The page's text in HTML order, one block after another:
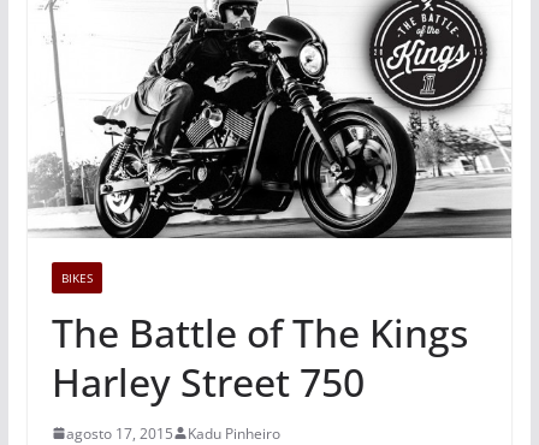
BIKES
The Battle of The Kings
Harley Street 750
agosto 17, 2015 Kadu Pinheiro